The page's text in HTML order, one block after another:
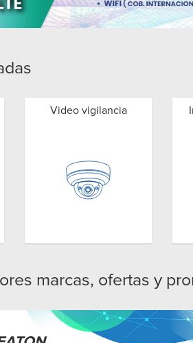
Video vigilancia
marcas, ofertas y